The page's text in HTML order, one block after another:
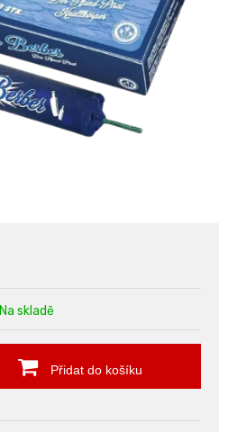
Na skladě
Přidat do košíku